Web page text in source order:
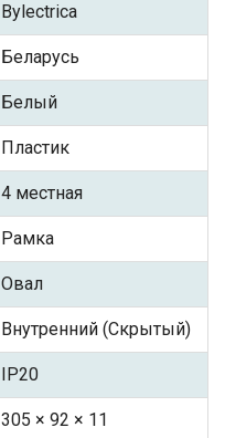
Bylectrica
Беларусь
Белый
Пластик
4 местная
Рамка
Овал
Внутренний (Скрытый)
IP20
305 × 92 × 11